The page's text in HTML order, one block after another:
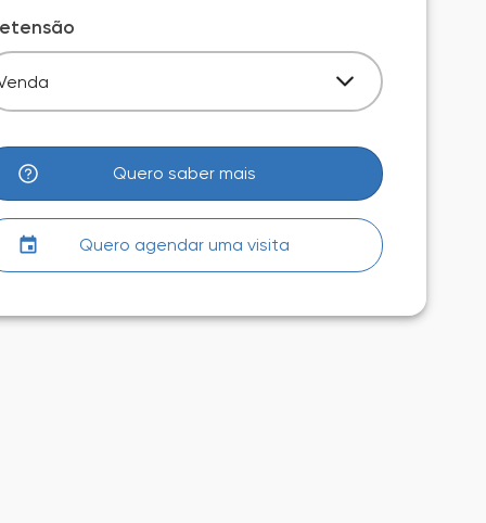
Quero saber mais
Quero agendar uma visita